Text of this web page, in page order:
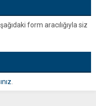
form aracılığıyla siz